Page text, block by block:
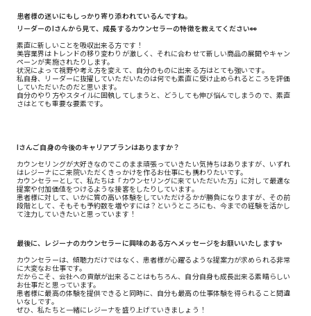
患者様の迷いにもしっかり寄り添われているんですね。
リーダーのIさんから見て、成長するカウンセラーの特徴を教えてください👀
素直に新しいことを吸収出来る方です！
美容業界はトレンドの移り変わりが激しく、それに合わせて新しい商品の展開やキャン
ペーンが実施されたりします。
状況によって視野や考え方を変えて、自分のものに出来る方はとても強いです。
私自身、リーダーに抜擢していただいたのは何でも素直に受け止められるところを評価
していただいたのだと思います。
自分のやり方やスタイルに固執してしまうと、どうしても伸び悩んでしまうので、素直
さはとても重要な要素です。
Iさんご自身の今後のキャリアプランはありますか？
カウンセリングが大好きなのでこのまま頑張っていきたい気持ちはありますが、いずれ
はレジーナにご来院いただくきっかけを作るお仕事にも携わりたいです。
カウンセラーとして、私たちは「カウンセリングに来ていただいた方」に対して最適な
提案や付加価値をつけるような接客をしたりしています。
患者様に対して、いかに質の高い体験をしていただけるかが勝負になりますが、その前
段階として、そもそも予約数を増やすには？というところにも、今までの経験を活かし
て注力していきたいと思っています！
最後に、レジーナのカウンセラーに興味のある方へメッセージをお願いいたします✨
カウンセラーは、傾聴力だけではなく、患者様が心躍るような提案力が求められる非常
に大変なお仕事です。
だからこそ、会社への貢献が出来ることはもちろん、自分自身も成長出来る素晴らしい
お仕事だと思っています。
患者様に最高の体験を提供できると同時に、自分も最高の仕事体験を得られること間違
いなしです。
ぜひ、私たちと一緒にレジーナを盛り上げていきましょう！